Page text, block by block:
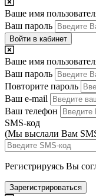
Ваше имя
Ваш пароль
Войти в кабинет
Ваше имя
Ваш пароль
Повторите пароль
Ваш e-mail
Ваш телефон
SMS-код
(Мы выслали Вам
Регистрируясь Вы
Зарегистрироваться